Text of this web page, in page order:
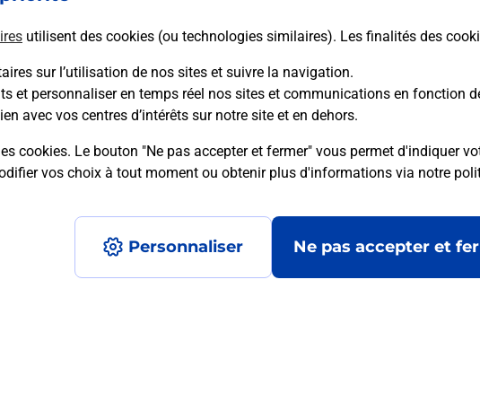
utilisent des cookies (ou technologies similaires). Les finalités des
sur l’utilisation de nos sites et suivre la navigation.
et personnaliser en temps réel nos sites et communications en fonction
avec vos centres d’intérêts sur notre site et en dehors.
cookies. Le bouton "Ne pas accepter et fermer" vous permet d'indiquer
vos choix à tout moment ou obtenir plus d'informations via notre
Personnaliser Ne pas accepter et
posées
classique ?